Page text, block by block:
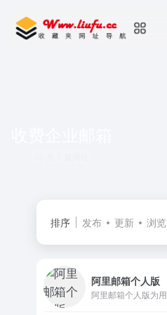
排序 发布 更新 浏览
阿里邮箱个人版